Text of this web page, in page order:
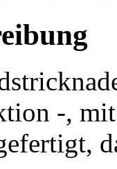
-, mit